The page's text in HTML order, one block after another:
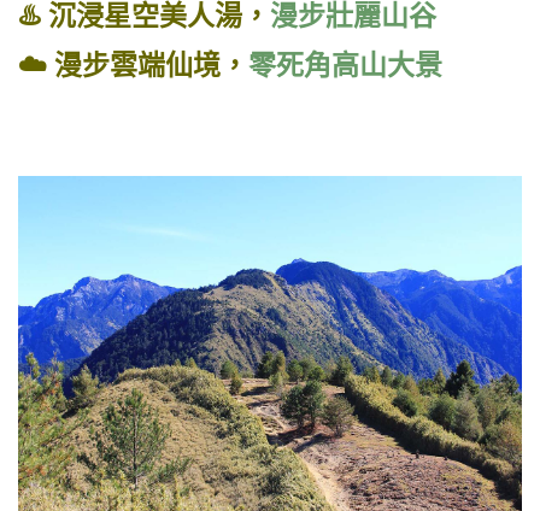
♨️ 沉浸星空美人湯， 漫步壯麗山谷
☁️ 漫步雲端仙境， 零死角高山大景